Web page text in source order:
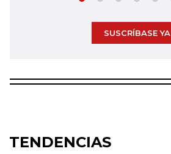
SUSCRÍBASE YA
TENDENCIAS